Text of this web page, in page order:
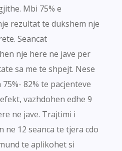
Mbi 75% e
rezultat te dukshem nje
Seancat
nje here ne jave per
sa me te shpejt. Nese
82% te pacjenteve
vazhdohen edhe 9
ne jave. Trajtimi i
ne 12 seanca te tjera cdo
te aplikohet si